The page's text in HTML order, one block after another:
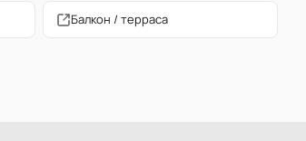
Балкон / терраса